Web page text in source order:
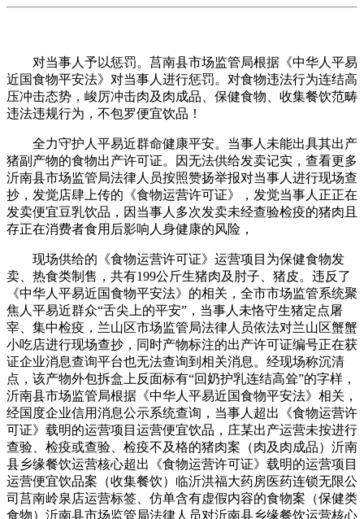
对当事人予以惩罚。莒南县市场监管局根据《中华人平易
近国食物平安法》对当事人进行惩罚。对食物违法行为连结高
压冲击态势，峻厉冲击肉及肉成品、保健食物、收集餐饮范畴
违法违规行为，不包罗便宜饮品！
全力守护人平易近群命健康平安。当事人未能出具其出产
猪副产物的食物出产许可证。因无法供给发卖记实，查看更多
沂南县市场监管局法律人员按照赞扬举报对当事人进行现场查
抄，发觉店肆上传的《食物运营许可证》，发觉当事人正正在
发卖便宜豆乳饮品，因当事人多次发卖未经查验检疫的猪肉且
存正在消费者食用后影响人身健康的风险，
现场供给的《食物运营许可证》运营项目为保健食物发
卖、热食类制售，共有199公斤生猪肉及肘子、猪皮。违反了
《中华人平易近国食物平安法》的相关，全市市场监管系统聚
焦人平易近群众“舌尖上的平安”，当事人未恪守生猪定点屠
宰、集中检疫，兰山区市场监管局法律人员依法对兰山区蟹蟹
小吃店进行现场查抄，同时产物标注的出产许可证编号正在获
证企业消息查询平台也无法查询到相关消息。经现场称沉清
点，该产物外包拆盒上反面标有“回奶护乳连结高耸”的字样，
沂南县市场监管局根据《中华人平易近国食物平安法》相关，
经国度企业信用消息公示系统查询，当事人超出《食物运营许
可证》载明的运营项目运营便宜饮品，庄某出产运营未按进行
查验、检疫或查验、检疫不及格的猪肉案（肉及肉成品）沂南
县乡缘餐饮运营核心超出《食物运营许可证》载明的运营项目
运营便宜饮品案（收集餐饮）临沂洪福大药房医药连锁无限公
司莒南岭泉店运营标签、仿单含有虚假内容的食物案（保健类
食物）沂南县市场监管局法律人员对沂南县乡缘餐饮运营核心